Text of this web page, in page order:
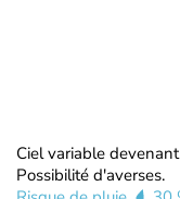
Ciel variable
Possibilité d'averses.